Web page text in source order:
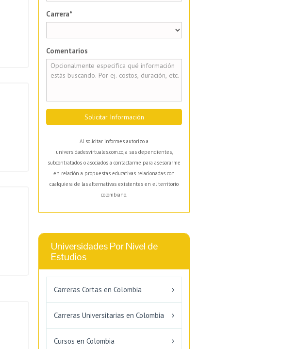
Carrera*
Comentarios
Solicitar Información
Al solicitar informes autorizo a
universidadesvirtuales.com.co, a sus dependientes,
subcontratados o asociados a contactarme para asesorarme
en relación a propuestas educativas relacionadas con
cualquiera de las alternativas existentes en el territorio
colombiano.
Universidades Por Nivel de
Estudios
Carreras Cortas en Colombia
Carreras Universitarias en Colombia
Cursos en Colombia